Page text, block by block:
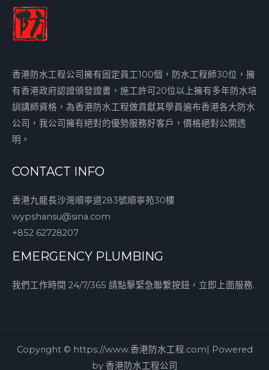
香港防水工程公司擁有固定員工100個，防水工程師30位，擁
有香港政府認證頒發證書，施工許可20位以上擁有多年防水培
訓講師資格，為香港防水工程做貢獻其學員遍布香港各大防水
公司，我公司擁有絕對的優勢服務好客戶，價格絕對公開透
明。
CONTACT INFO
香港九龍長沙灣順寧道283號順寧苑30樓
wypshansu@sina.com
+852 62728207
EMERGENCY PLUMBING
我們工作時間 24/7/365 請點擊緊急聯繫按鈕，立即上面服務.
Copyright © https://www.香港防水工程.com| Powered
by 香港防水工程公司